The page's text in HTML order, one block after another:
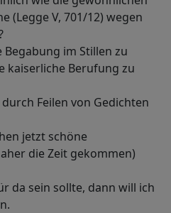
(Legge V, 701/12) wegen
im Stillen zu
kaiserliche Berufung zu
Feilen von Gedichten
jetzt schöne
die Zeit gekommen)
da sein sollte, dann will ich